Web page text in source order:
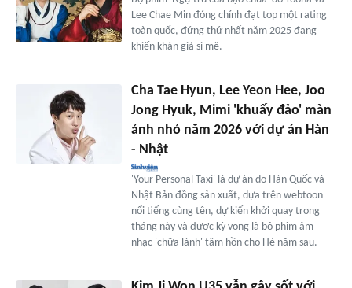
Lee Chae Min đóng chính đạt top một rating
toàn quốc, đứng thứ nhất năm 2025 đang
khiến khán giả si mê.
Cha Tae Hyun, Lee Yeon Hee, Joo
Jong Hyuk, Mimi 'khuấy đảo' màn
ảnh nhỏ năm 2026 với dự án Hàn
- Nhật
'Your Personal Taxi' là dự án do Hàn Quốc và
Nhật Bản đồng sản xuất, dựa trên webtoon
nổi tiếng cùng tên, dự kiến khởi quay trong
tháng này và được kỳ vọng là bộ phim âm
nhạc 'chữa lành' tâm hồn cho Hè năm sau.